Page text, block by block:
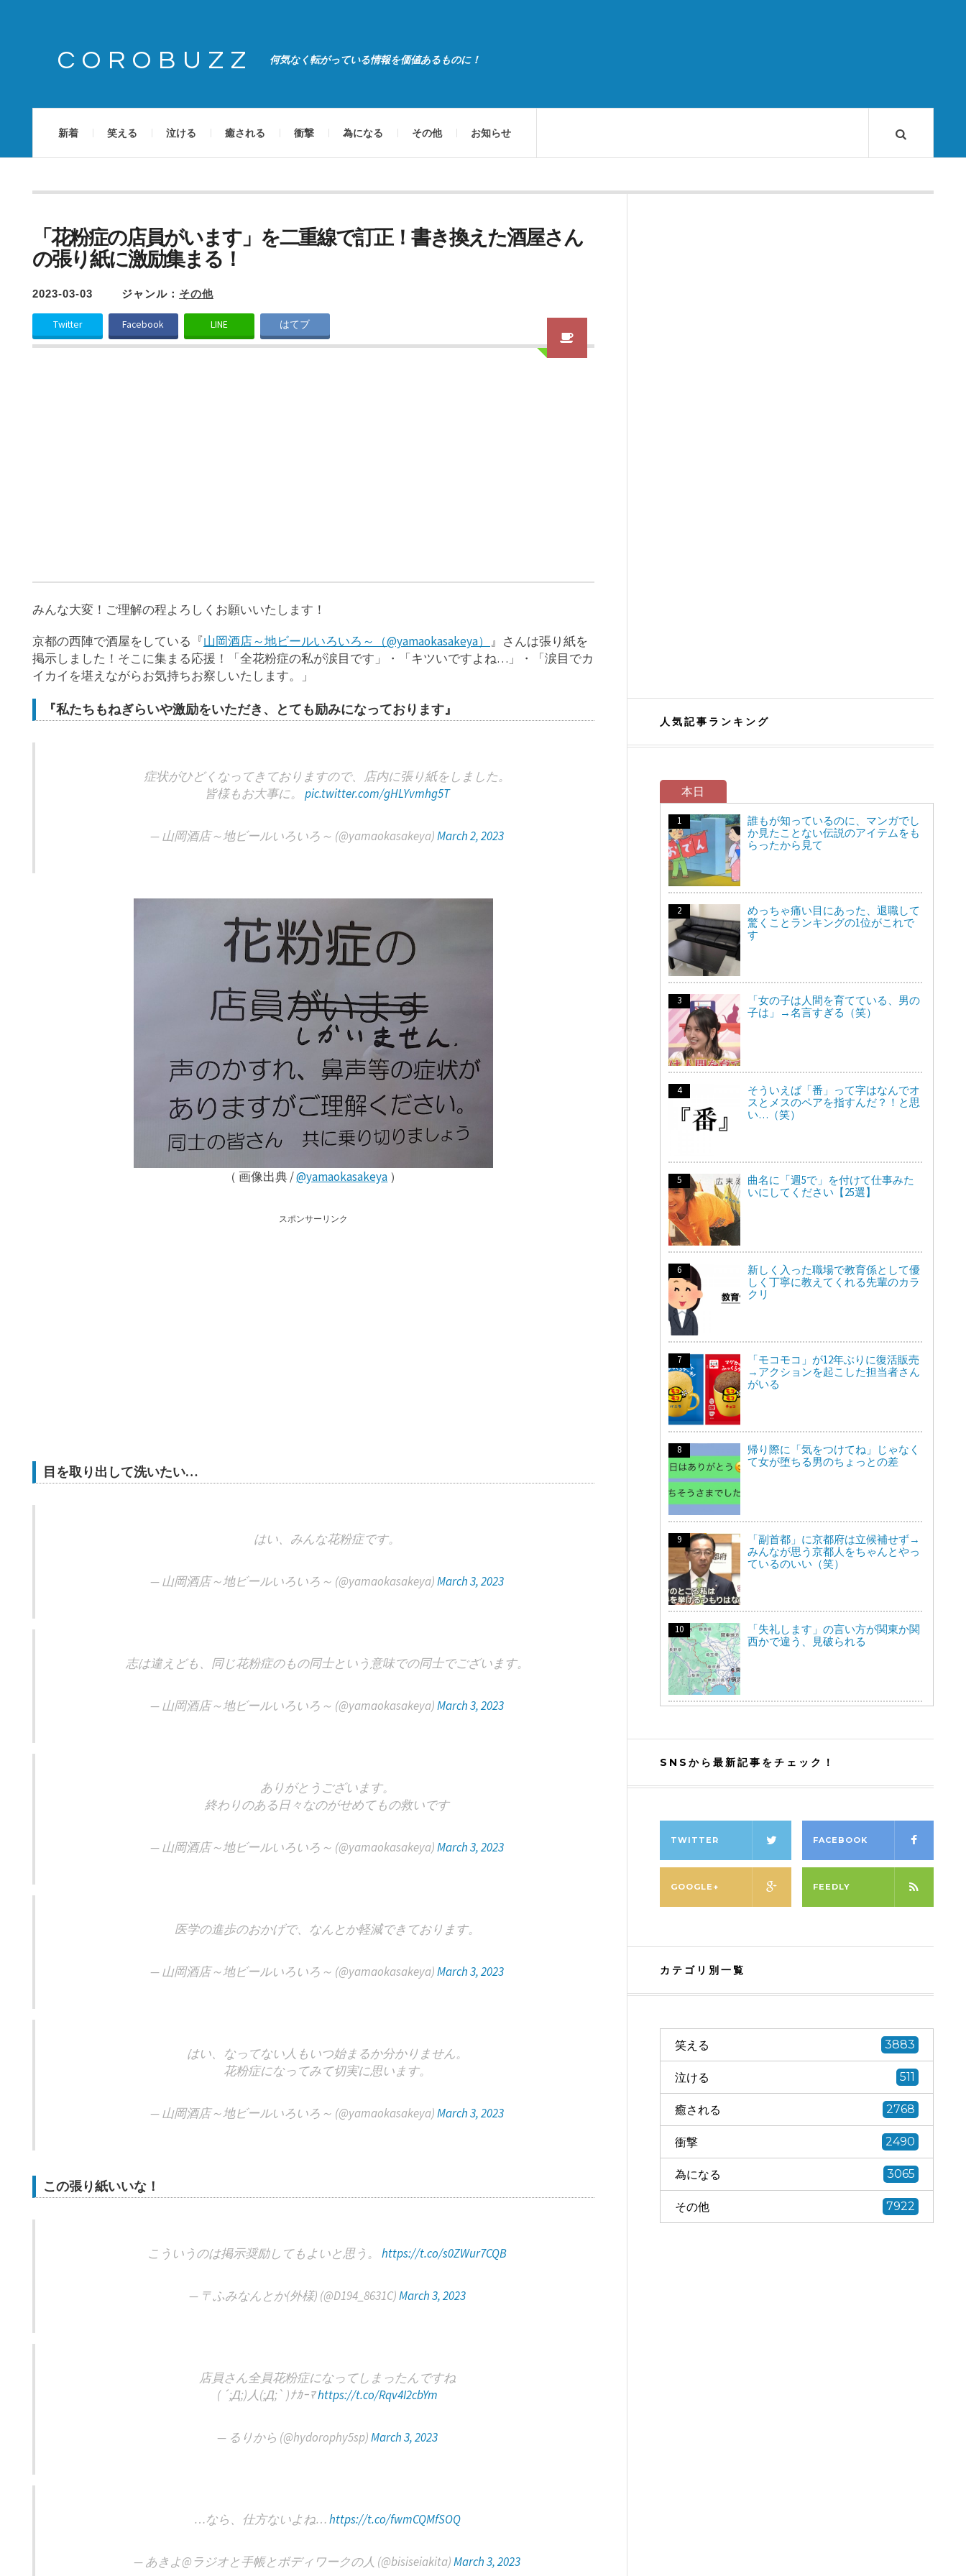
COROBUZZ 何気なく転がっている情報を価値あるものに！
新着 笑える 泣ける 癒される 衝撃 為になる その他 お知らせ
「花粉症の店員がいます」を二重線で訂正！書き換えた酒屋さん
の張り紙に激励集まる！
2023-03-03 ジャンル： その他
Twitter Facebook LINE はてブ
みんな大変！ご理解の程よろしくお願いいたします！
京都の西陣で酒屋をしている『山岡酒店～地ビールいろいろ～（@yamaokasakeya） 』さんは張り紙を
掲示しました！そこに集まる応援！「全花粉症の私が涙目です」・「キツいですよね…」・「涙目でカ
イカイを堪えながらお気持ちお察しいたします。」
『私たちもねぎらいや激励をいただき、とても励みになっております』
症状がひどくなってきておりますので、店内に張り紙をしました。
皆様もお大事に。 pic.twitter.com/gHLYvmhg5T
— 山岡酒店～地ビールいろいろ～ (@yamaokasakeya)March 2, 2023
（ 画像出典 /@yamaokasakeya ）
スポンサーリンク
目を取り出して洗いたい…
はい、みんな花粉症です。
— 山岡酒店～地ビールいろいろ～ (@yamaokasakeya)March 3, 2023
志は違えども、同じ花粉症のもの同士という意味での同士でございます。
— 山岡酒店～地ビールいろいろ～ (@yamaokasakeya)March 3, 2023
ありがとうございます。
終わりのある日々なのがせめてもの救いです
— 山岡酒店～地ビールいろいろ～ (@yamaokasakeya)March 3, 2023
医学の進歩のおかげで、なんとか軽減できております。
— 山岡酒店～地ビールいろいろ～ (@yamaokasakeya)March 3, 2023
はい、なってない人もいつ始まるか分かりません。
花粉症になってみて切実に思います。
— 山岡酒店～地ビールいろいろ～ (@yamaokasakeya)March 3, 2023
この張り紙いいな！
こういうのは掲示奨励してもよいと思う。https://t.co/s0ZWur7CQB
— 〒ふみなんとか(外様) (@D194_8631C)March 3, 2023
店員さん全員花粉症になってしまったんですね
( ´;Д;)人(;Д;` )ﾅｶｰﾏhttps://t.co/Rqv4I2cbYm
— るりから (@hydorophy5sp)March 3, 2023
…なら、仕方ないよね…https://t.co/fwmCQMfSOQ
— あきよ@ラジオと手帳とボディワークの人 (@bisiseiakita)March 3, 2023
人気記事ランキング
本日
誰もが知っているのに、マンガでし
か見たことない伝説のアイテムをも
らったから見て
めっちゃ痛い目にあった、退職して
驚くことランキングの1位がこれで
す
「女の子は人間を育てている、男の
子は」→名言すぎる（笑）
そういえば「番」って字はなんでオ
スとメスのペアを指すんだ？！と思
い…（笑）
曲名に「週5で」を付けて仕事みた
いにしてください【25選】
新しく入った職場で教育係として優
しく丁寧に教えてくれる先輩のカラ
クリ
「モコモコ」が12年ぶりに復活販売
→アクションを起こした担当者さん
がいる
帰り際に「気をつけてね」じゃなく
て女が堕ちる男のちょっとの差
「副首都」に京都府は立候補せず→
みんなが思う京都人をちゃんとやっ
ているのいい（笑）
「失礼します」の言い方が関東か関
西かで違う、見破られる
SNSから最新記事をチェック！
TWITTER FACEBOOK
GOOGLE+ FEEDLY
カテゴリ別一覧
笑える 3883
泣ける 511
癒される 2768
衝撃 2490
為になる 3065
その他 7922